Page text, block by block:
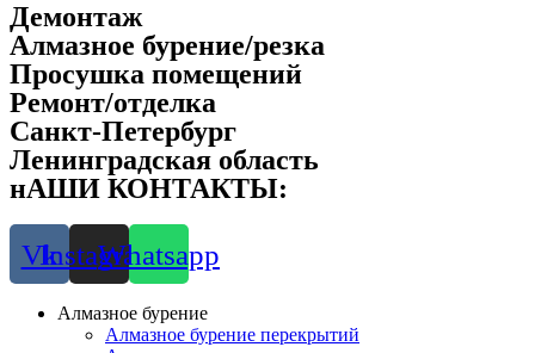
Демонтаж
Алмазное бурение/резка
Просушка помещений
Ремонт/отделка
Санкт-Петербург
Ленинградская область
нАШИ КОНТАКТЫ:
VkInstagramWhatsapp
Алмазное бурение
Алмазное бурение перекрытий